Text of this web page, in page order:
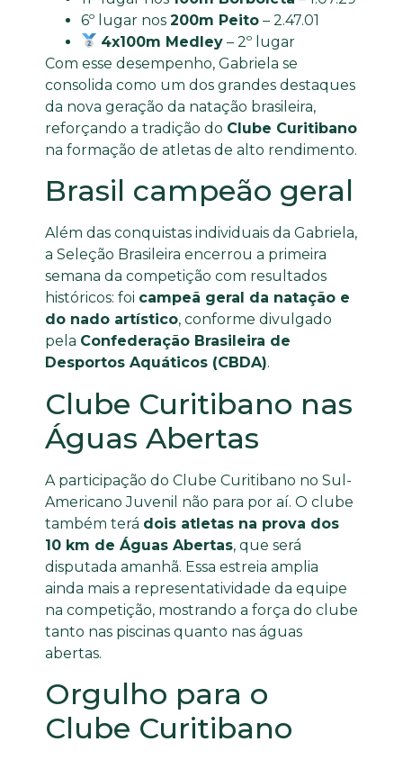
6º lugar nos 200m Peito – 2.47.01
4x100m Medley – 2º lugar
Com esse desempenho, Gabriela se
consolida como um dos grandes destaques
da nova geração da natação brasileira,
reforçando a tradição do Clube Curitibano
na formação de atletas de alto rendimento.
Brasil campeão geral
Além das conquistas individuais da Gabriela,
a Seleção Brasileira encerrou a primeira
semana da competição com resultados
históricos: foi campeã geral da natação e
do nado artístico, conforme divulgado
pela Confederação Brasileira de
Desportos Aquáticos (CBDA).
Clube Curitibano nas
Águas Abertas
A participação do Clube Curitibano no Sul-
Americano Juvenil não para por aí. O clube
também terá dois atletas na prova dos
10 km de Águas Abertas, que será
disputada amanhã. Essa estreia amplia
ainda mais a representatividade da equipe
na competição, mostrando a força do clube
tanto nas piscinas quanto nas águas
abertas.
Orgulho para o
Clube Curitibano